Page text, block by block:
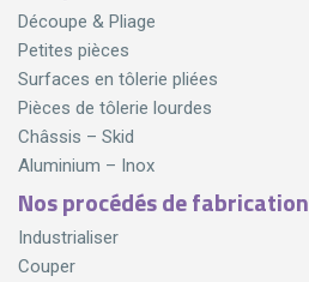
Découpe & Pliage
Petites pièces
Surfaces en tôlerie pliées
Pièces de tôlerie lourdes
Châssis – Skid
Aluminium – Inox
Nos procédés de fabrication
Industrialiser
Couper